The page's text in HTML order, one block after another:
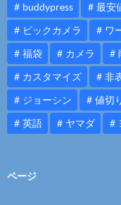
buddypress
最安
ビックカメラ
ワ
福袋
カメラ
カスタマイズ
非
ジョーシン
値切
英語
ヤマダ
ページ